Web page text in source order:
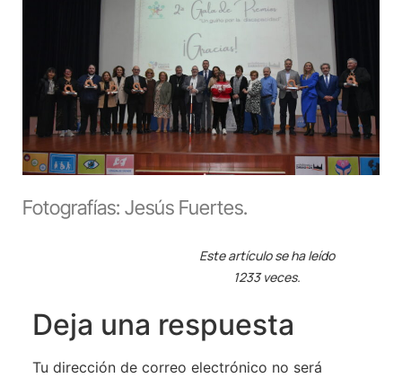
Fotografías: Jesús Fuertes.
Este artículo se ha leído
1233 veces.
Deja una respuesta
Tu dirección de correo electrónico no será